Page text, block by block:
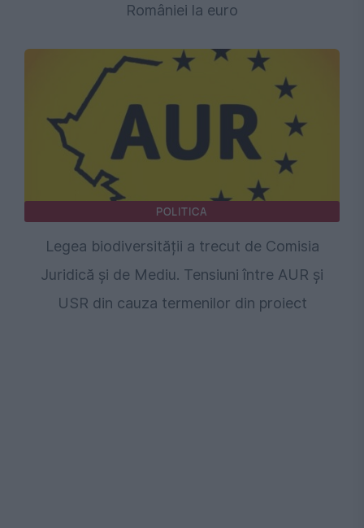
României la euro
POLITICA
Legea biodiversității a trecut de Comisia
Juridică și de Mediu. Tensiuni între AUR și
USR din cauza termenilor din proiect